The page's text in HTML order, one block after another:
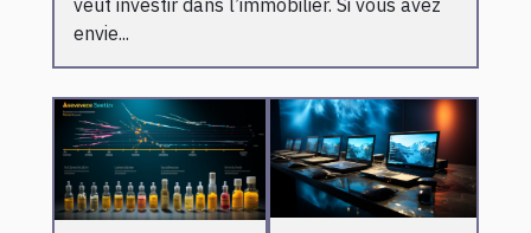
veut investir dans l’immobilier. Si vous avez
envie...